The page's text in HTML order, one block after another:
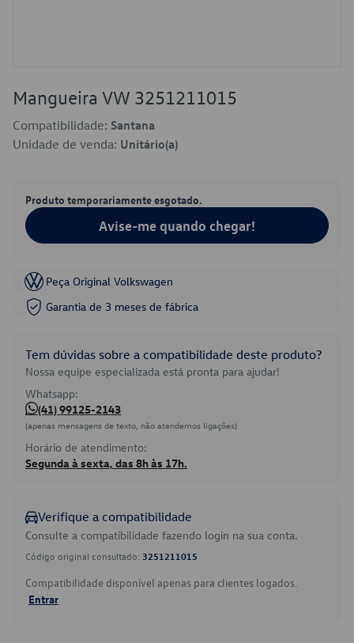
Mangueira VW 3251211015
Compatibilidade: Santana
Unidade de venda: Unitário(a)
Produto temporariamente esgotado.
Avise-me quando chegar!
Peça Original Volkswagen
Garantia de 3 meses de fábrica
Tem dúvidas sobre a compatibilidade deste produto?
Nossa equipe especializada está pronta para ajudar!
Whatsapp:
(41) 99125-2143
(apenas mensagens de texto, não atendemos ligações)
Horário de atendimento:
Segunda à sexta, das 8h às 17h.
Verifique a compatibilidade
Consulte a compatibilidade fazendo login na sua conta.
Código original consultado: 3251211015
Compatibilidade disponível apenas para clientes logados.
Entrar